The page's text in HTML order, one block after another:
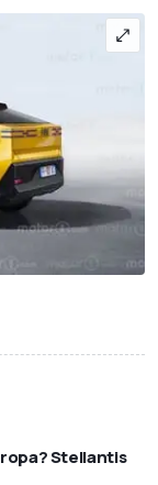
Stellantis